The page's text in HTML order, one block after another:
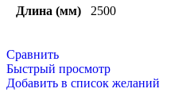
Длина (мм) 2500
Сравнить
Быстрый просмотр
Добавить в список желаний